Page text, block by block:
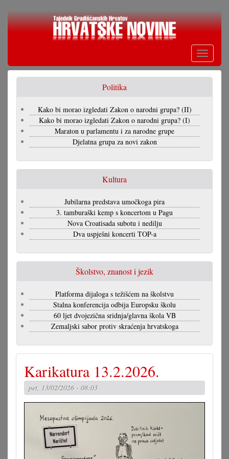
Skoči
Toggle
Politika
Kako bi morao izgledati Zakon o narodni grupa? (II)
Kako bi morao izgledati Zakon o narodni grupa? (I)
Maraton u parlamentu i za narodne grupe
Djelatna grupa za novi zakon
Kultura
Jubilarna predstava umočkoga pira
3. tamburaški kemp s koncertom u Pagu
Nova Croatisada subotu i nedilju
Dva uspješni koncerti TOP-a
Školstvo, znanost i jezik
Platforma dijaloga s težišćem na školstvu
Stalna konferencija odbija Europsku školu
60 ljet dvojezična sridnja/glavna škola VB
Zemaljski sabor protiv skraćenja hrvatskoga
Karikatura 13.2.2026.
pet, 13/02/2026 - 08:03